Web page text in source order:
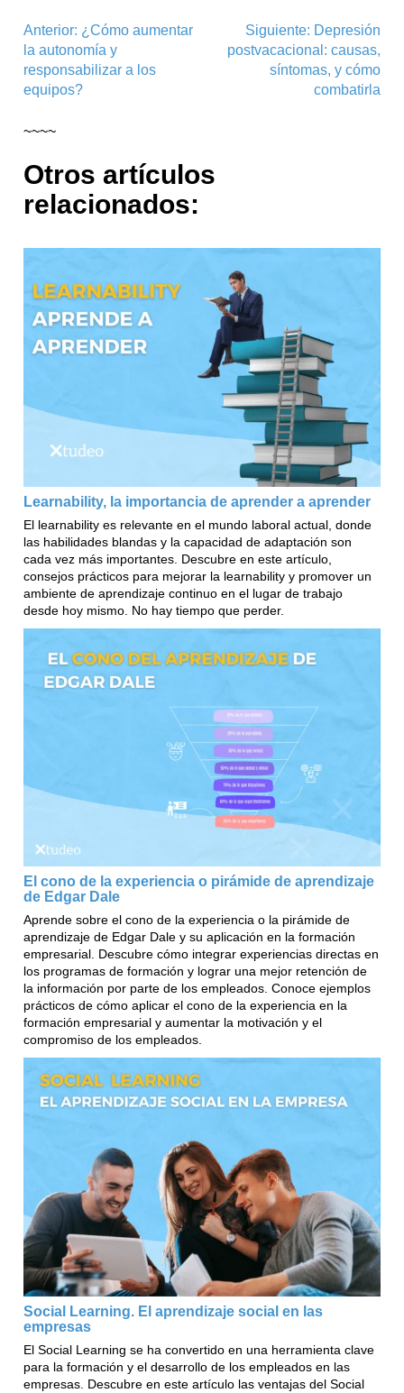
Navegación
de
entradas
Anterior: ¿Cómo aumentar
la autonomía y
responsabilizar a los
equipos?
Siguiente: Depresión
postvacacional: causas,
síntomas, y cómo
combatirla
~~~~
Otros artículos
relacionados:
Learnability, la importancia de aprender a aprender
El learnability es relevante en el mundo laboral actual, donde
las habilidades blandas y la capacidad de adaptación son
cada vez más importantes. Descubre en este artículo,
consejos prácticos para mejorar la learnability y promover un
ambiente de aprendizaje continuo en el lugar de trabajo
desde hoy mismo. No hay tiempo que perder.
El cono de la experiencia o pirámide de aprendizaje
de Edgar Dale
Aprende sobre el cono de la experiencia o la pirámide de
aprendizaje de Edgar Dale y su aplicación en la formación
empresarial. Descubre cómo integrar experiencias directas en
los programas de formación y lograr una mejor retención de
la información por parte de los empleados. Conoce ejemplos
prácticos de cómo aplicar el cono de la experiencia en la
formación empresarial y aumentar la motivación y el
compromiso de los empleados.
Social Learning. El aprendizaje social en las
empresas
El Social Learning se ha convertido en una herramienta clave
para la formación y el desarrollo de los empleados en las
empresas. Descubre en este artículo las ventajas del Social